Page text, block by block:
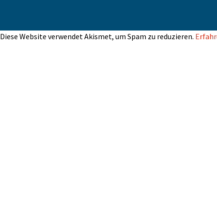
Diese Website verwendet Akismet, um Spam zu reduzieren.